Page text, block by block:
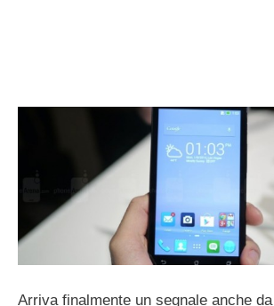
Arriva finalmente un segnale anche